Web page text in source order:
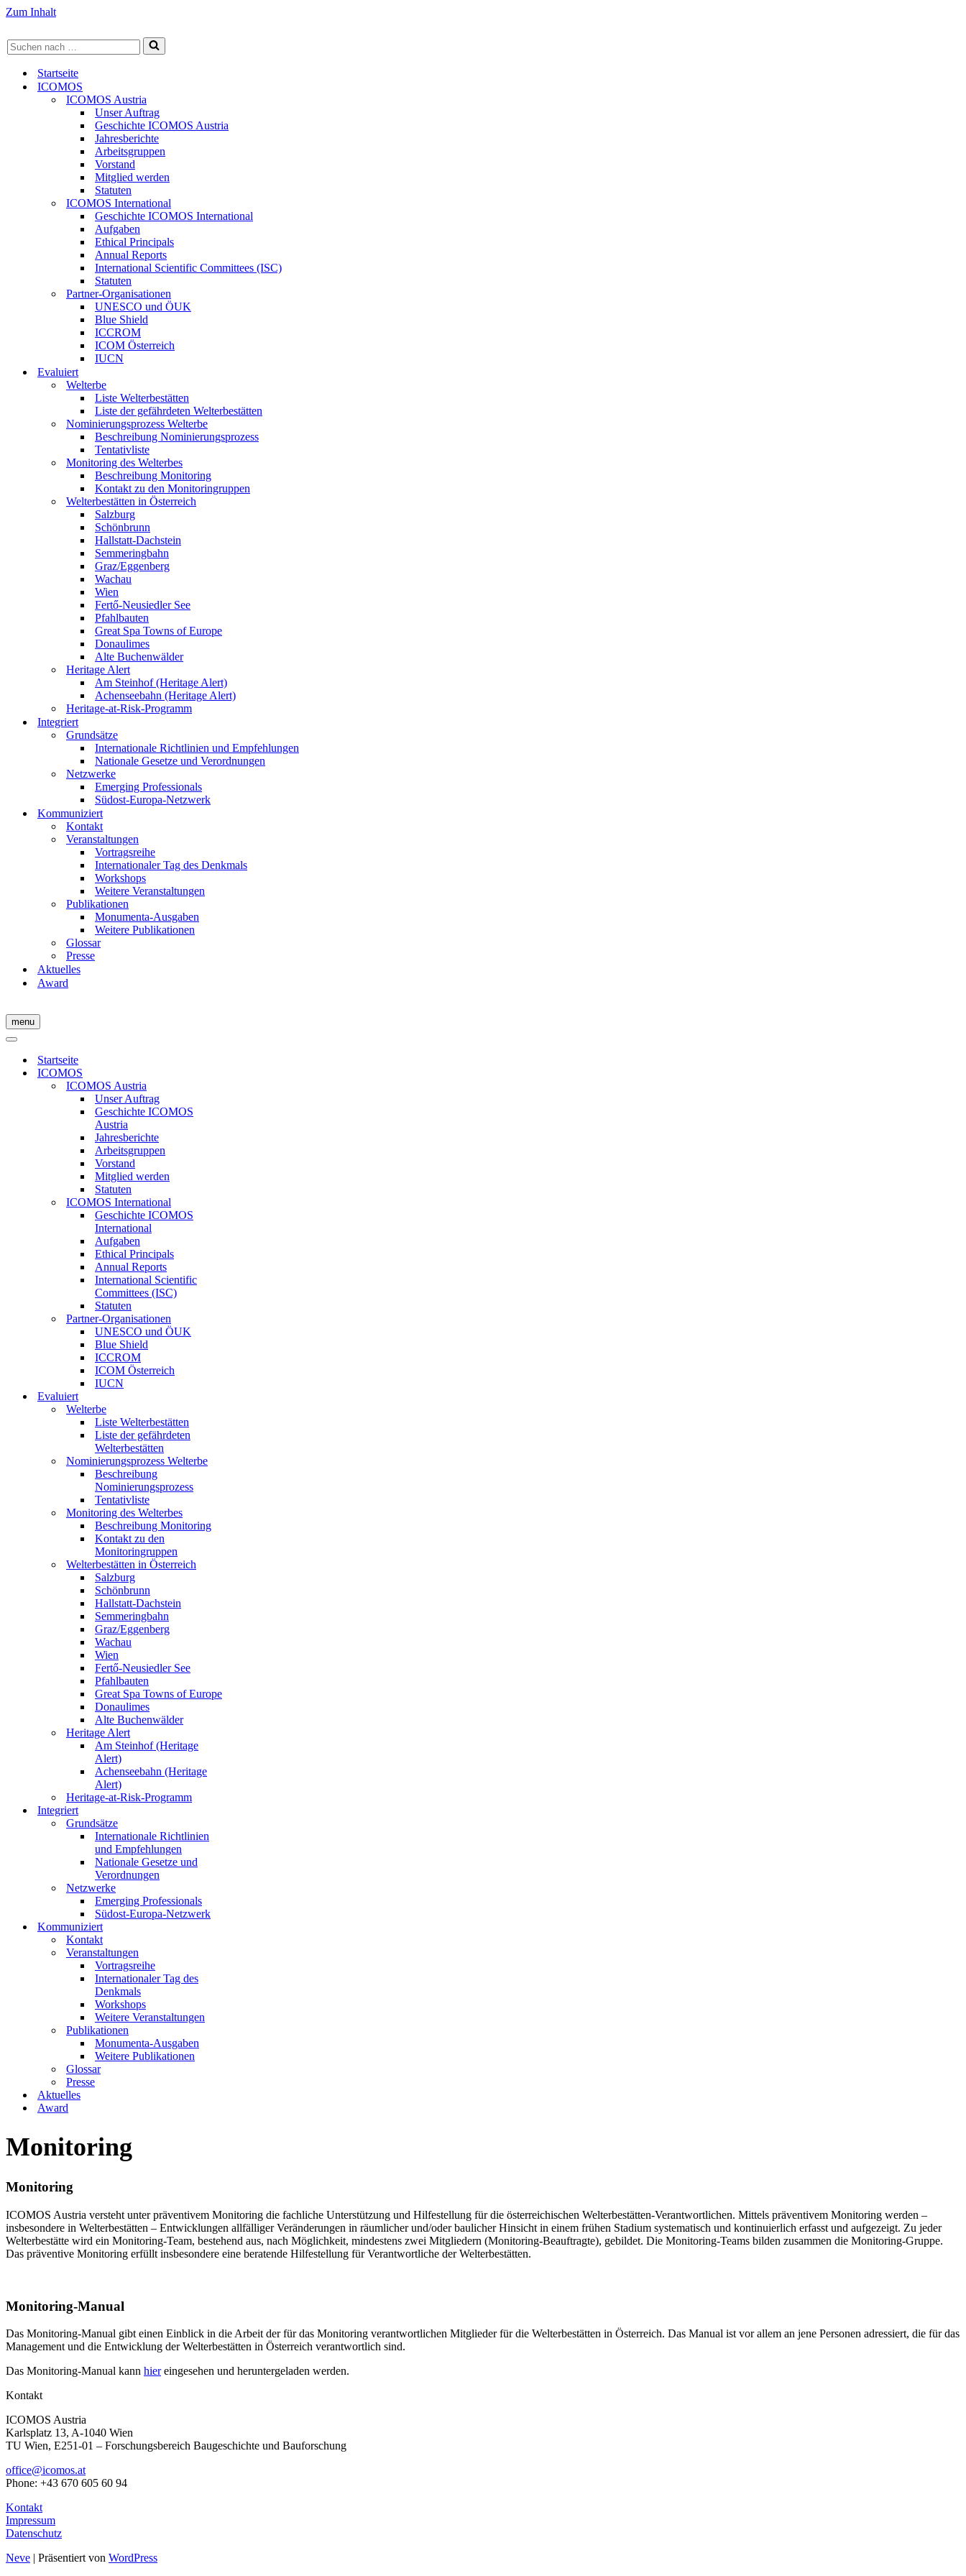
Zum Inhalt
Suchen
nach …
Startseite
ICOMOS
ICOMOS Austria
Unser Auftrag
Geschichte ICOMOS Austria
Jahresberichte
Arbeitsgruppen
Vorstand
Mitglied werden
Statuten
ICOMOS International
Geschichte ICOMOS International
Aufgaben
Ethical Principals
Annual Reports
International Scientific Committees (ISC)
Statuten
Partner-Organisationen
UNESCO und ÖUK
Blue Shield
ICCROM
ICOM Österreich
IUCN
Evaluiert
Welterbe
Liste Welterbestätten
Liste der gefährdeten Welterbestätten
Nominierungsprozess Welterbe
Beschreibung Nominierungsprozess
Tentativliste
Monitoring des Welterbes
Beschreibung Monitoring
Kontakt zu den Monitoringruppen
Welterbestätten in Österreich
Salzburg
Schönbrunn
Hallstatt-Dachstein
Semmeringbahn
Graz/Eggenberg
Wachau
Wien
Fertő-Neusiedler See
Pfahlbauten
Great Spa Towns of Europe
Donaulimes
Alte Buchenwälder
Heritage Alert
Am Steinhof (Heritage Alert)
Achenseebahn (Heritage Alert)
Heritage-at-Risk-Programm
Integriert
Grundsätze
Internationale Richtlinien und Empfehlungen
Nationale Gesetze und Verordnungen
Netzwerke
Emerging Professionals
Südost-Europa-Netzwerk
Kommuniziert
Kontakt
Veranstaltungen
Vortragsreihe
Internationaler Tag des Denkmals
Workshops
Weitere Veranstaltungen
Publikationen
Monumenta-Ausgaben
Weitere Publikationen
Glossar
Presse
Aktuelles
Award
menu
Navigations-
Navigations-
Startseite
ICOMOS
ICOMOS Austria
Unser Auftrag
Geschichte ICOMOS
Austria
Jahresberichte
Arbeitsgruppen
Vorstand
Mitglied werden
Statuten
ICOMOS International
Geschichte ICOMOS
International
Aufgaben
Ethical Principals
Annual Reports
International Scientific
Committees (ISC)
Statuten
Partner-Organisationen
UNESCO und ÖUK
Blue Shield
ICCROM
ICOM Österreich
IUCN
Evaluiert
Welterbe
Liste Welterbestätten
Liste der gefährdeten
Welterbestätten
Nominierungsprozess Welterbe
Beschreibung
Nominierungsprozess
Tentativliste
Monitoring des Welterbes
Beschreibung Monitoring
Kontakt zu den
Monitoringruppen
Welterbestätten in Österreich
Salzburg
Schönbrunn
Hallstatt-Dachstein
Semmeringbahn
Graz/Eggenberg
Wachau
Wien
Fertő-Neusiedler See
Pfahlbauten
Great Spa Towns of Europe
Donaulimes
Alte Buchenwälder
Heritage Alert
Am Steinhof (Heritage
Alert)
Achenseebahn (Heritage
Alert)
Heritage-at-Risk-Programm
Integriert
Grundsätze
Internationale Richtlinien
und Empfehlungen
Nationale Gesetze und
Verordnungen
Netzwerke
Emerging Professionals
Südost-Europa-Netzwerk
Kommuniziert
Kontakt
Veranstaltungen
Vortragsreihe
Internationaler Tag des
Denkmals
Workshops
Weitere Veranstaltungen
Publikationen
Monumenta-Ausgaben
Weitere Publikationen
Glossar
Presse
Aktuelles
Award
Monitoring
Monitoring
ICOMOS Austria versteht unter präventivem Monitoring die fachliche Unterstützung und Hilfestellung für die österreichischen Welterbestätten-Verantwortlichen. Mittels präventivem Monitoring werden –
insbesondere in Welterbestätten – Entwicklungen allfälliger Veränderungen in räumlicher und/oder baulicher Hinsicht in einem frühen Stadium systematisch und kontinuierlich erfasst und aufgezeigt. Zu jeder
Welterbestätte wird ein Monitoring-Team, bestehend aus, nach Möglichkeit, mindestens zwei Mitgliedern (Monitoring-Beauftragte), gebildet. Die Monitoring-Teams bilden zusammen die Monitoring-Gruppe.
Das präventive Monitoring erfüllt insbesondere eine beratende Hilfestellung für Verantwortliche der Welterbestätten.
Monitoring-Manual
Das Monitoring-Manual gibt einen Einblick in die Arbeit der für das Monitoring verantwortlichen Mitglieder für die Welterbestätten in Österreich. Das Manual ist vor allem an jene Personen adressiert, die für das
Management und die Entwicklung der Welterbestätten in Österreich verantwortlich sind.
Das Monitoring-Manual kann hiereingesehen und heruntergeladen werden.
Kontakt
ICOMOS Austria
Karlsplatz 13, A-1040 Wien
TU Wien, E251-01 – Forschungsbereich Baugeschichte und Bauforschung
office@icomos.at
Phone: +43 670 605 60 94
Kontakt
Impressum
Datenschutz
Neve | Präsentiert von WordPress